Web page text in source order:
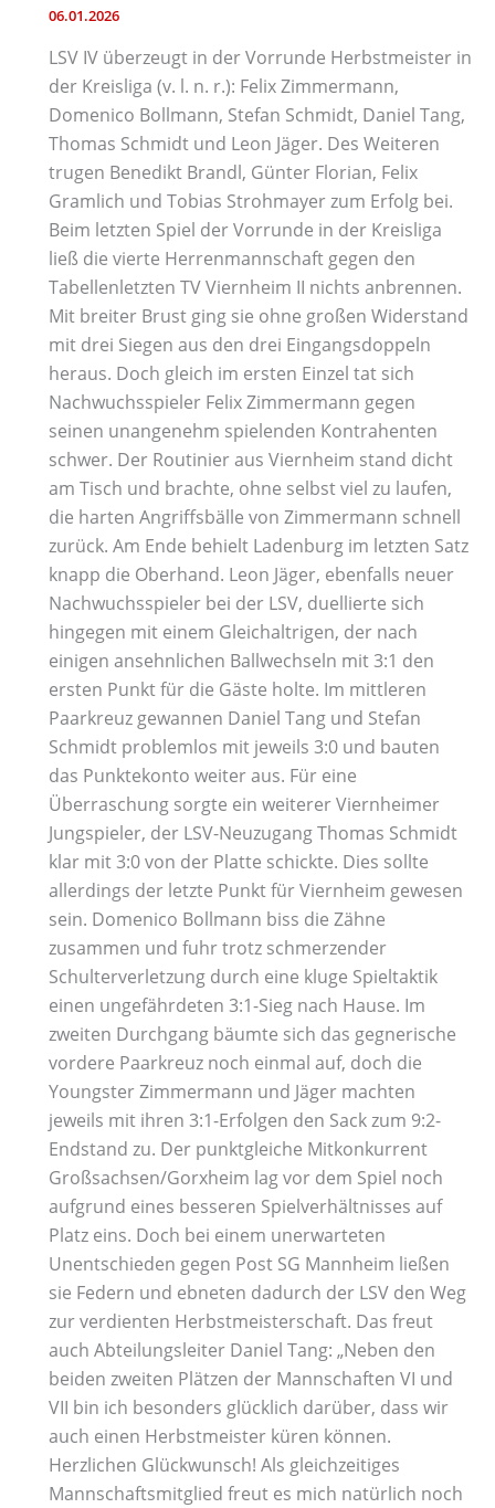
06.01.2026
LSV IV überzeugt in der Vorrunde Herbstmeister in
der Kreisliga (v. l. n. r.): Felix Zimmermann,
Domenico Bollmann, Stefan Schmidt, Daniel Tang,
Thomas Schmidt und Leon Jäger. Des Weiteren
trugen Benedikt Brandl, Günter Florian, Felix
Gramlich und Tobias Strohmayer zum Erfolg bei.
Beim letzten Spiel der Vorrunde in der Kreisliga
ließ die vierte Herrenmannschaft gegen den
Tabellenletzten TV Viernheim II nichts anbrennen.
Mit breiter Brust ging sie ohne großen Widerstand
mit drei Siegen aus den drei Eingangsdoppeln
heraus. Doch gleich im ersten Einzel tat sich
Nachwuchsspieler Felix Zimmermann gegen
seinen unangenehm spielenden Kontrahenten
schwer. Der Routinier aus Viernheim stand dicht
am Tisch und brachte, ohne selbst viel zu laufen,
die harten Angriffsbälle von Zimmermann schnell
zurück. Am Ende behielt Ladenburg im letzten Satz
knapp die Oberhand. Leon Jäger, ebenfalls neuer
Nachwuchsspieler bei der LSV, duellierte sich
hingegen mit einem Gleichaltrigen, der nach
einigen ansehnlichen Ballwechseln mit 3:1 den
ersten Punkt für die Gäste holte. Im mittleren
Paarkreuz gewannen Daniel Tang und Stefan
Schmidt problemlos mit jeweils 3:0 und bauten
das Punktekonto weiter aus. Für eine
Überraschung sorgte ein weiterer Viernheimer
Jungspieler, der LSV-Neuzugang Thomas Schmidt
klar mit 3:0 von der Platte schickte. Dies sollte
allerdings der letzte Punkt für Viernheim gewesen
sein. Domenico Bollmann biss die Zähne
zusammen und fuhr trotz schmerzender
Schulterverletzung durch eine kluge Spieltaktik
einen ungefährdeten 3:1-Sieg nach Hause. Im
zweiten Durchgang bäumte sich das gegnerische
vordere Paarkreuz noch einmal auf, doch die
Youngster Zimmermann und Jäger machten
jeweils mit ihren 3:1-Erfolgen den Sack zum 9:2-
Endstand zu. Der punktgleiche Mitkonkurrent
Großsachsen/Gorxheim lag vor dem Spiel noch
aufgrund eines besseren Spielverhältnisses auf
Platz eins. Doch bei einem unerwarteten
Unentschieden gegen Post SG Mannheim ließen
sie Federn und ebneten dadurch der LSV den Weg
zur verdienten Herbstmeisterschaft. Das freut
auch Abteilungsleiter Daniel Tang: „Neben den
beiden zweiten Plätzen der Mannschaften VI und
VII bin ich besonders glücklich darüber, dass wir
auch einen Herbstmeister küren können.
Herzlichen Glückwunsch! Als gleichzeitiges
Mannschaftsmitglied freut es mich natürlich noch